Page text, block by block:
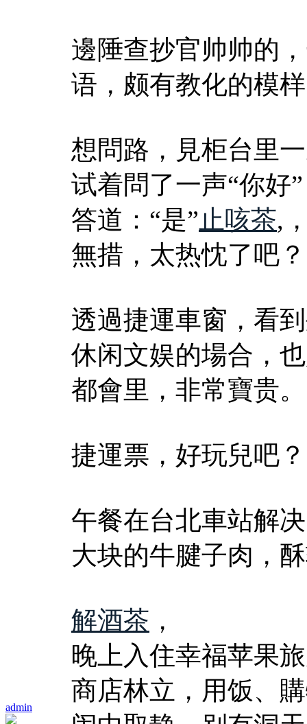
admin
邊陲查抄官帅帅的
语，颇有教化的模
想問路，見柜台里
试着問了一声“你好
答道：“是” 止咳茶,
無措，太热忱了吧
透過捷運車窗，看
休闲文娱的場合，
都會里，非常寶贵。
捷運票，好玩兒吧？
午餐在台北車站解
大块的牛腱子肉，
解酒茶 ，
晚上入住幸福苹果
商店林立，用饭、